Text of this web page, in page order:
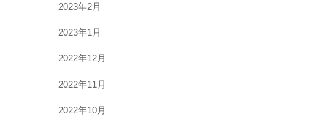
2023年2月
2023年1月
2022年12月
2022年11月
2022年10月